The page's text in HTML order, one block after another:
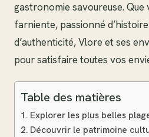
gastronomie savoureuse. Que
farniente, passionné
d’authenticité, Vlore et ses
pour satisfaire toutes vos
Table des matières
Explorer les plus belles
Découvrir le patrimoine